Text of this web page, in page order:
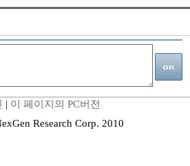
| 이 페이지의 PC버전
Research Corp. 2010